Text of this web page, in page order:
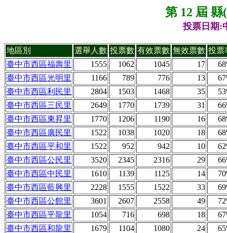
第 12 屆
投票日期:
地區別 選舉人數 投票數 有效票數 無效票數 投票
臺中市西區福壽里
1555 1062 1045 17
臺中市西區光明里
1166 789 776 13
臺中市西區利民里
2804 1503 1468 35
臺中市西區三民里
2649 1770 1739 31
臺中市西區東昇里
1770 1206 1190 16
臺中市西區廣民里
1522 1038 1020 18
臺中市西區平和里
1522 952 942 10
臺中市西區公民里
3520 2345 2316 29
臺中市西區中民里
1610 1139 1125 14
臺中市西區藍興里
2228 1555 1522 33
臺中市西區公館里
3601 2607 2558 49
臺中市西區平龍里
1054 716 698 18
臺中市西區和龍里
1679 1104 1080 24